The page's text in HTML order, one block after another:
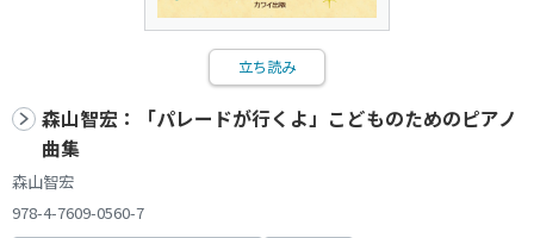
立ち読み
森山智宏：「パレードが行くよ」こどものためのピアノ
曲集
森山智宏
978-4-7609-0560-7